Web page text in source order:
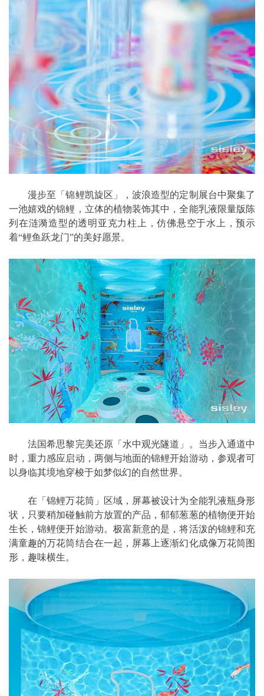
漫步至「锦鲤凯旋区」，波浪造型的定制展台中聚集了
一池嬉戏的锦鲤，立体的植物装饰其中，全能乳液限量版陈
列在涟漪造型的透明亚克力柱上，仿佛悬空于水上，预示
着“鲤鱼跃龙门”的美好愿景。
法国希思黎完美还原「水中观光隧道」。当步入通道中
时，重力感应启动，两侧与地面的锦鲤开始游动，参观者可
以身临其境地穿梭于如梦似幻的自然世界。
在「锦鲤万花筒」区域，屏幕被设计为全能乳液瓶身形
状，只要稍加碰触前方放置的产品，郁郁葱葱的植物便开始
生长，锦鲤便开始游动。极富新意的是，将活泼的锦鲤和充
满童趣的万花筒结合在一起，屏幕上逐渐幻化成像万花筒图
形，趣味横生。